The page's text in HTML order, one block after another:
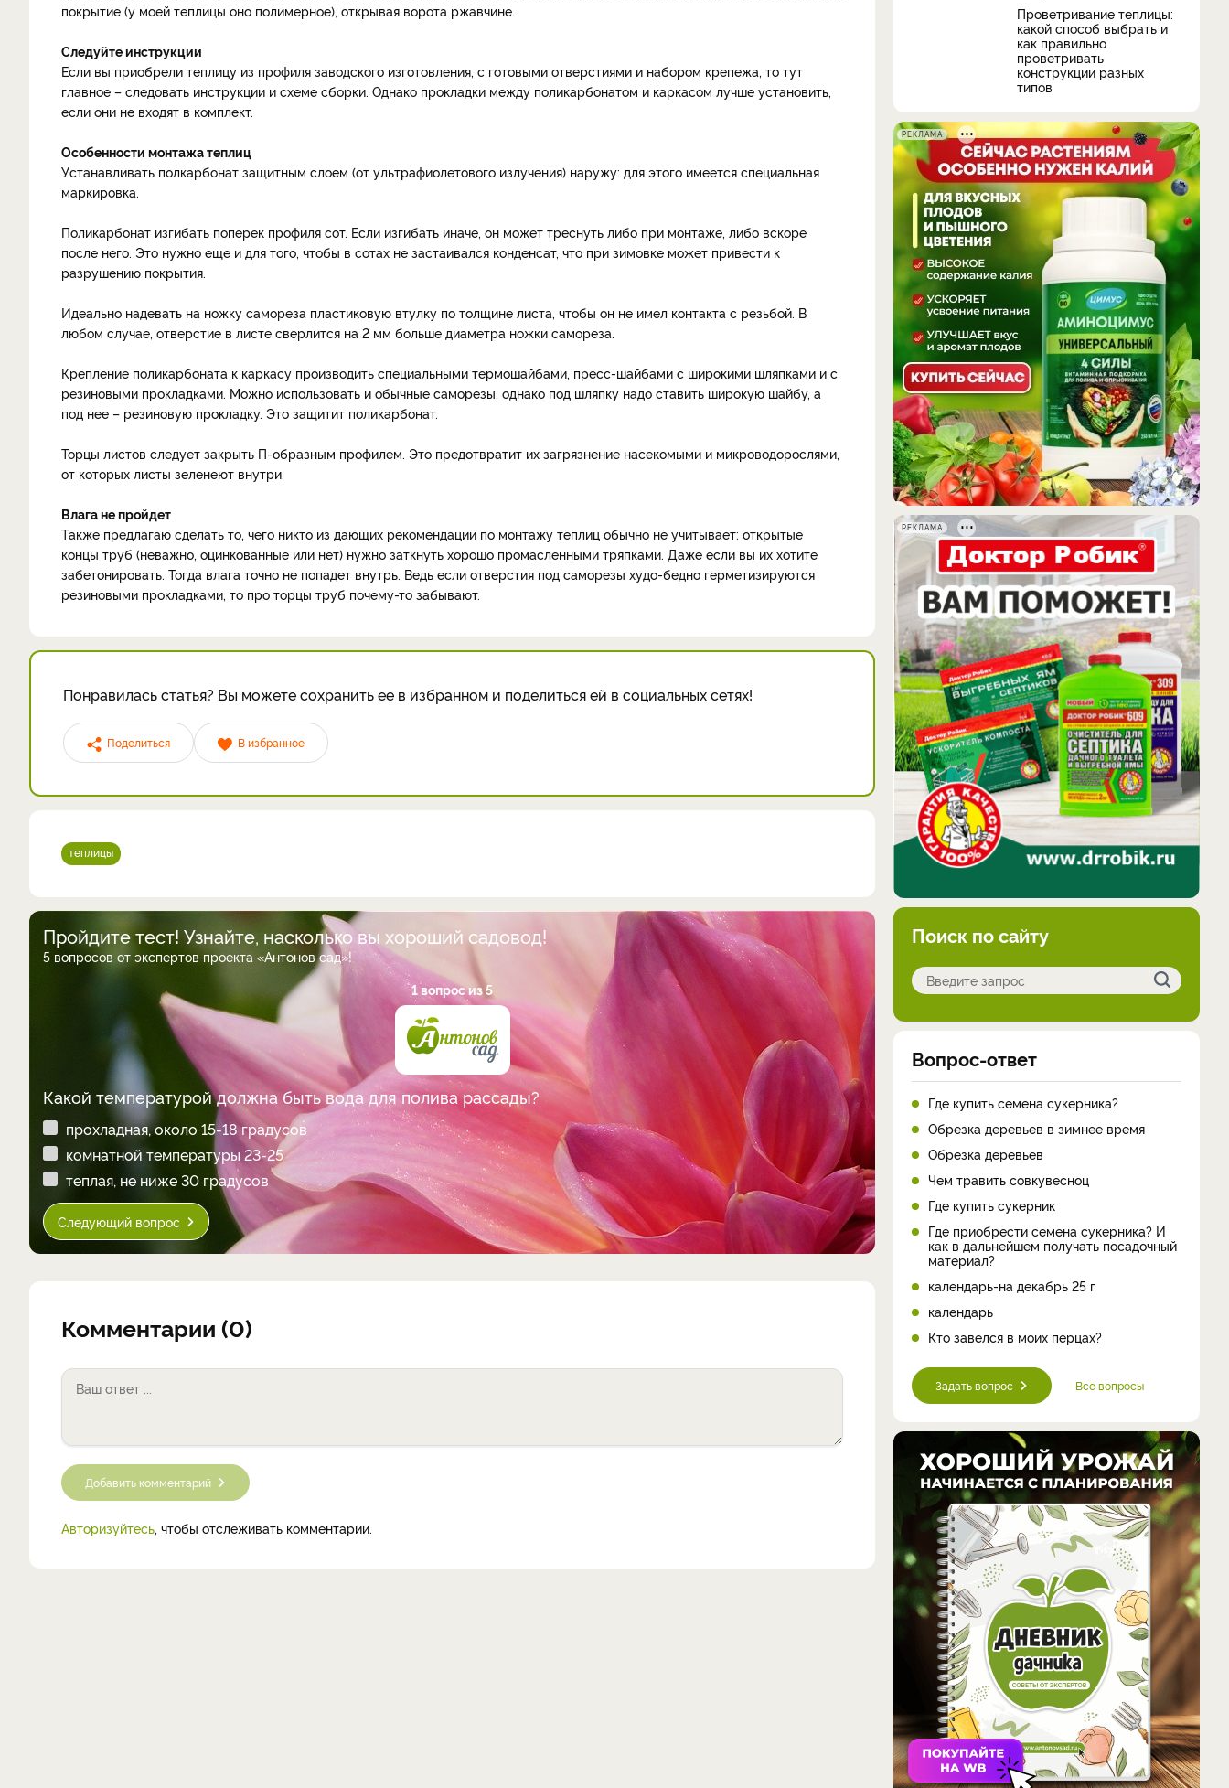
покрытие (у моей теплицы оно полимерное), открывая ворота ржавчине.
Следуйте инструкции
Если вы приобрели теплицу из профиля заводского изготовления, с готовыми отверстиями и набором крепежа, то тут
главное – следовать инструкции и схеме сборки. Однако прокладки между поликарбонатом и каркасом лучше установить,
если они не входят в комплект.
Особенности монтажа теплиц
Устанавливать полкарбонат защитным слоем (от ультрафиолетового излучения) наружу: для этого имеется специальная
маркировка.
Поликарбонат изгибать поперек профиля сот. Если изгибать иначе, он может треснуть либо при монтаже, либо вскоре
после него. Это нужно еще и для того, чтобы в сотах не застаивался конденсат, что при зимовке может привести к
разрушению покрытия.
Идеально надевать на ножку самореза пластиковую втулку по толщине листа, чтобы он не имел контакта с резьбой. В
любом случае, отверстие в листе сверлится на 2 мм больше диаметра ножки самореза.
Крепление поликарбоната к каркасу производить специальными термошайбами, пресс-шайбами с широкими шляпками и с
резиновыми прокладками. Можно использовать и обычные саморезы, однако под шляпку надо ставить широкую шайбу, а
под нее – резиновую прокладку. Это защитит поликарбонат.
Торцы листов следует закрыть П-образным профилем. Это предотвратит их загрязнение насекомыми и микроводорослями,
от которых листы зеленеют внутри.
Влага не пройдет
Также предлагаю сделать то, чего никто из дающих рекомендации по монтажу теплиц обычно не учитывает: открытые
концы труб (неважно, оцинкованные или нет) нужно заткнуть хорошо промасленными тряпками. Даже если вы их хотите
забетонировать. Тогда влага точно не попадет внутрь. Ведь если отверстия под саморезы худо-бедно герметизируются
резиновыми прокладками, то про торцы труб почему-то забывают.
Понравилась статья? Вы можете сохранить ее в избранном и поделиться ей в социальных сетях!
Поделиться В избранное
теплицы
Пройдите тест! Узнайте, насколько вы хороший садовод!
5 вопросов от экспертов проекта «Антонов сад»!
1 вопрос из 5
Какой температурой должна быть вода для полива рассады?
прохладная, около 15-18 градусов
комнатной температуры 23-25
теплая, не ниже 30 градусов
Следующий вопрос
Комментарии (0)
Добавить комментарий
Авторизуйтесь, чтобы отслеживать комментарии.
Проветривание теплицы:
какой способ выбрать и
как правильно
проветривать
конструкции разных
типов
РЕКЛАМА
РЕКЛАМА
Поиск по сайту
Вопрос-ответ
Где купить семена сукерника?
Обрезка деревьев в зимнее время
Обрезка деревьев
Чем травить совкувесноц
Где купить сукерник
Где приобрести семена сукерника? И
как в дальнейшем получать посадочный
материал?
календарь-на декабрь 25 г
календарь
Кто завелся в моих перцах?
Задать вопрос Все вопросы